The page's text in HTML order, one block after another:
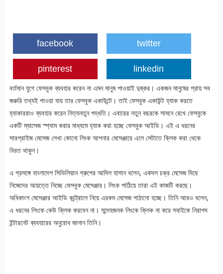
facebook twitter
pinterest linkedin
বর্তমান যুগে ফেসবুক ব্যবহার করেন না এমন মানুষ পাওয়াই দুষ্কর। একজন মানুষের প্রায় সব
জরুরি তথ্যই পাওয়া যায় তার ফেসবুক একাউন্টে। তাই ফেসবুক একাউন্ট হ্যাক করতে
হ্যাকাররাও ব্যবহার করেন নিত্যনতুন পদ্ধতি। এবারের নতুন বছরকে সামনে রেখে ফেসবুকে
একটি ম্যাসেজ স্প্যাম করার মাধ্যমে হ্যাক করা হচ্ছে ফেসবুক আইডি। এই এ ধরনের
সারপ্রাইজ মেসেজ লেখা কোনো লিংক আপনার মেসেঞ্জারে এলে সেটাতে ক্লিক করা থেকে
বিরত থাকুন।
এ প্রসঙ্গে বাংলাদেশ সিভিলিয়ান গ্রুপের আদিল হাসান বলেন, একদল চক্র মেসেজ দিয়ে
নিজেদের আয়ত্তে নিচ্ছে ফেসবুক মেসেঞ্জার। লিংক পাঠিয়ে তারা এই কাজটি করছে।
অধিকাংশ মেসেঞ্জার আইডি কন্ট্রোলে নিয়ে এরকম মেসেজ পাঠানো হচ্ছে। তিনি আরও বলেন,
এ ধরনের লিংকে কেউ ক্লিক করবেন না। সন্দেহজনক লিংকে ক্লিক না করে সবাইকে নিরাপদ
ইন্টারনেট ব্যবহারের অনুরোধ জানান তিনি।